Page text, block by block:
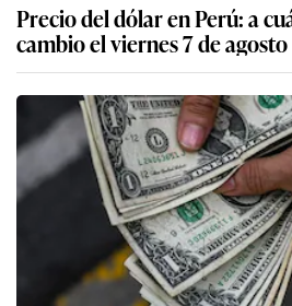
Precio del dólar en Perú: a
cambio el viernes 7 de agosto